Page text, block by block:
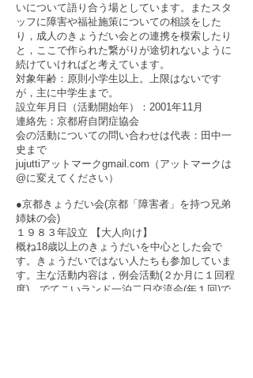
いについて語り合う場としています。またスタ
ッフに障害や福祉施策についての相談をした
り，成人のきょうだい会との連携を模索したり
と，ここで作られた繋がりが途切れないように
続けていければと考えています。
対象年齢：原則小学生以上。上限はないです
が，主に中学生まで。
設立年月日（活動開始年）：2001年11月
連絡先： 京都府自閉症協会
会の活動についての問い合わせは代表：田中一
史まで
jujuttiアットマークgmail.com（アットマークは
@に変えてください）
●京都きょうだい会(京都「障害者」を持つ兄弟
姉妹の会)
１９８３年設立 【大人向け】
概ね18歳以上のきょうだいを中心とした会で
す。きょうだいではない人たちも参加していま
す。主な活動内容は，例会活動(２か月に１回程
度)，でてこいランド一泊二日交流会(年１回)で